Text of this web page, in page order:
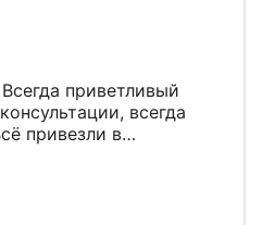
приветливый
всегда
привезли в